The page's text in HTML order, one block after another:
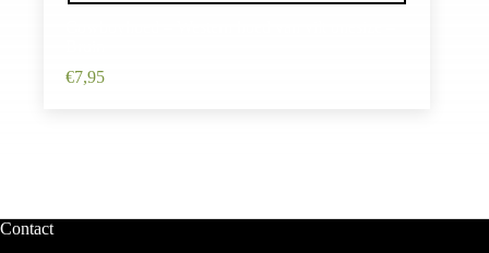
€7,95
Contact